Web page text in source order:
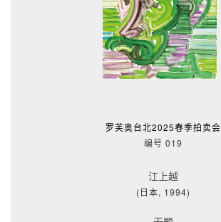
罗芙奥台北2025春季拍卖会
编号 019
江上越
(日本, 1994)